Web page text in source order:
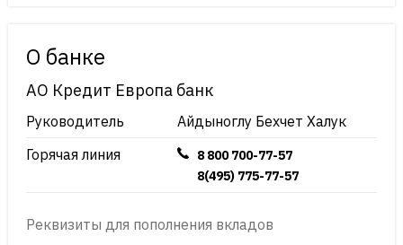
О банке
АО Кредит Европа банк
Руководитель
Айдыноглу Бехчет Халук
Горячая линия
8 800 700-77-57
8(495) 775-77-57
Реквизиты для пополнения вкладов